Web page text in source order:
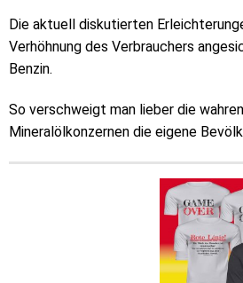
Die aktuell diskutierten
Verhöhnung des Verbrauchers
Benzin.
So verschweigt man lieber die
Mineralölkonzernen die eigene